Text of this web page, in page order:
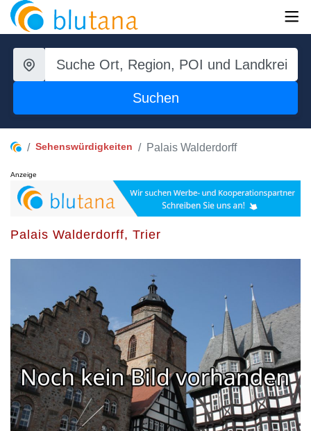
Suchen
Sehenswürdigkeiten Palais Walderdorff
Anzeige
Palais Walderdorff, Trier